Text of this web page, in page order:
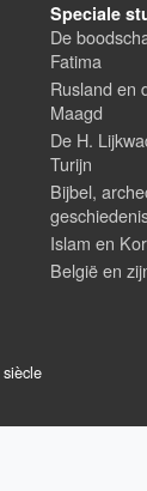
Speciale
De
Fatima
Rusland en
Maagd
De H.
Turijn
Bijbel,
Islam en
België en
siècle